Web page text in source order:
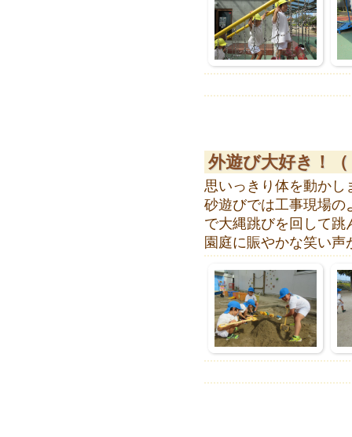
外遊び大好き！
思いっきり体を動かし
砂遊びでは工事現場の
で大縄跳びを回して
園庭に賑やかな笑い